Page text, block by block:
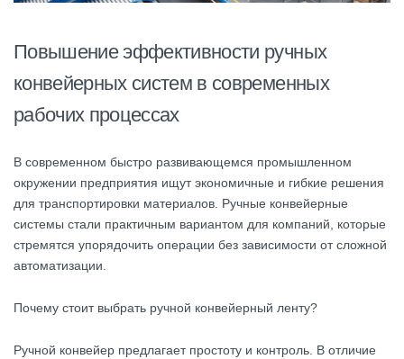
Повышение эффективности ручных
конвейерных систем в современных
рабочих процессах
В современном быстро развивающемся промышленном
окружении предприятия ищут экономичные и гибкие решения
для транспортировки материалов. Ручные конвейерные
системы стали практичным вариантом для компаний, которые
стремятся упорядочить операции без зависимости от сложной
автоматизации.
Почему стоит выбрать ручной конвейерный ленту?
Ручной конвейер предлагает простоту и контроль. В отличие